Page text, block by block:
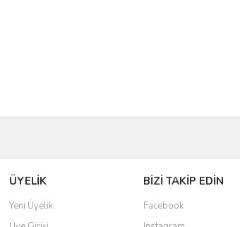
ÜYELİK
Yeni Üyelik
BİZİ TAKİP EDİN
Facebook